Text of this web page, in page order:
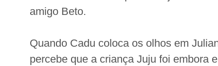
amigo Beto.
Quando Cadu coloca os olhos em
percebe que a criança Juju foi embora